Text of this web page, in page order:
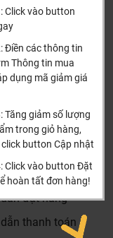
Click vào button
Điền các thông tin
Thông tin mua
dụng mã giảm giá
Tăng giảm số lượng
trong giỏ hàng,
button Cập nhật
Click vào button Đặt
hoàn tất đơn hàng!
ơn khách hàng!!!
Hoài Đức, Hà Nội
được hướng dẫn
tin thêm
dẫn mua hàng
đặt hàng
thanh toán